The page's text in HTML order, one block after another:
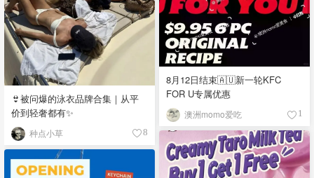
👙被问爆的泳衣品牌合集｜从平
价到轻奢都有✨
种点小草 8
8月12日结束🇦🇺新一轮KFC
FOR U专属优惠
澳洲momo爱吃 1